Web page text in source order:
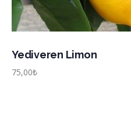
Yediveren Limon
75,00₺